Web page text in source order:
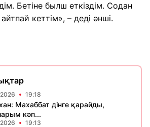
Бетіне былш еткіздім. Содан
айтпай кеттім», – деді әнші.
19:18
Махаббат дінге қарайды,
кәп...
19:13